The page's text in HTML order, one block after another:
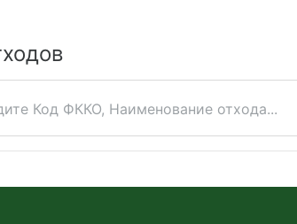
Код ФККО, Наименование отхода...